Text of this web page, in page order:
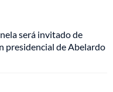
será invitado de
presidencial de Abelardo